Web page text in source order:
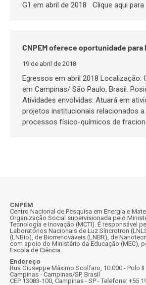
G1 em abril de 2018 Clique aqui
CNPEM oferece oportunidade para
19 de abril de 2018
Egressos em abril 2018 Localização:
em Campinas/ São Paulo, Brasil.
Atividades envolvidas: Atuará em
projetos institucionais relacionados a
processos físico-químicos de
CNPEM
Centro Nacional de Pesquisa em Energia e
Organização Social supervisionada pelo
Tecnologia e Inovação (MCTI). É responsável
Laboratórios Nacionais de Luz Síncrotron
(LNBio), de Biorrenováveis (LNBR), de
com apoio do Ministério da Educação (MEC),
Escola de Ciência.
Endereço
Rua Giuseppe Máximo Scolfaro, 10.000 - Polo
Campinas - Campinas/SP, Brasil
CEP 13083-100, Campinas - SP - Telefone: +55